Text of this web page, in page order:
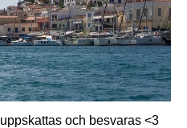
och besvaras <3